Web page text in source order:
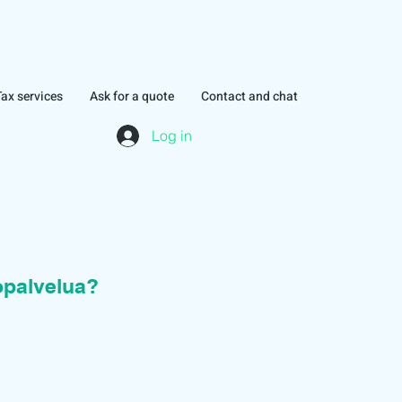
services Ask for a quote Contact and chat
Log in